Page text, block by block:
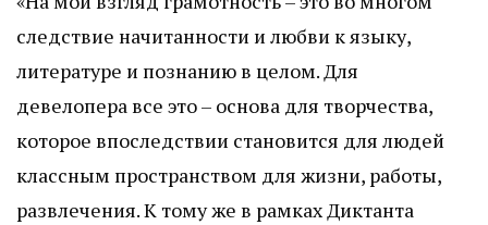
следствие начитанности и любви к языку,
литературе и познанию в целом. Для
девелопера все это – основа для творчества,
которое впоследствии становится для людей
классным пространством для жизни, работы,
развлечения. К тому же в рамках Диктанта